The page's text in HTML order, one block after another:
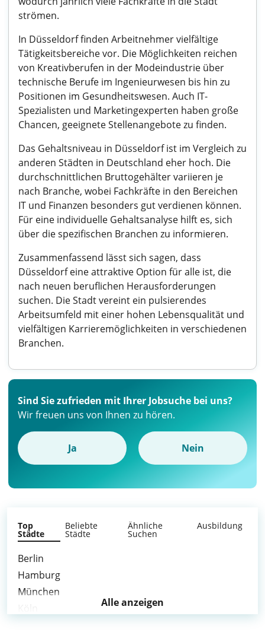
strömen.
In Düsseldorf finden Arbeitnehmer vielfältige
Tätigkeitsbereiche vor. Die Möglichkeiten reichen
von Kreativberufen in der Modeindustrie über
technische Berufe im Ingenieurwesen bis hin zu
Positionen im Gesundheitswesen. Auch IT-
Spezialisten und Marketingexperten haben große
Chancen, geeignete Stellenangebote zu finden.
Das Gehaltsniveau in Düsseldorf ist im Vergleich zu
anderen Städten in Deutschland eher hoch. Die
durchschnittlichen Bruttogehälter variieren je
nach Branche, wobei Fachkräfte in den Bereichen
IT und Finanzen besonders gut verdienen können.
Für eine individuelle Gehaltsanalyse hilft es, sich
über die spezifischen Branchen zu informieren.
Zusammenfassend lässt sich sagen, dass
Düsseldorf eine attraktive Option für alle ist, die
nach neuen beruflichen Herausforderungen
suchen. Die Stadt vereint ein pulsierendes
Arbeitsumfeld mit einer hohen Lebensqualität und
vielfältigen Karrieremöglichkeiten in verschiedenen
Branchen.
Sind Sie zufrieden mit Ihrer Jobsuche bei uns?
Wir freuen uns von Ihnen zu hören.
Ja Nein
Top
Städte
Beliebte
Städte
Ähnliche
Suchen
Ausbildung
Berlin
Hamburg
München
Alle anzeigen